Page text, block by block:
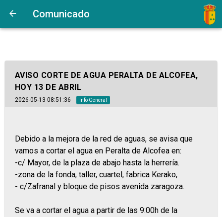
Comunicado
AVISO CORTE DE AGUA PERALTA DE ALCOFEA,
HOY 13 DE ABRIL
2026-05-13 08:51:36 Info General
Debido a la mejora de la red de aguas, se avisa que
vamos a cortar el agua en Peralta de Alcofea en:
-c/ Mayor, de la plaza de abajo hasta la herrería.
-zona de la fonda, taller, cuartel, fabrica Kerako,
- c/Zafranal y bloque de pisos avenida zaragoza.
Se va a cortar el agua a partir de las 9:00h de la